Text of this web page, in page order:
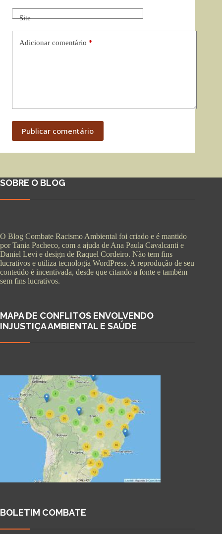
Site
Adicionar comentário *
Publicar comentário
SOBRE O BLOG
O Blog Combate Racismo Ambiental foi criado e é mantido
por Tania Pacheco, com a ajuda de Ana Paula Cavalcanti e
Daniel Levi e design de Raquel Cordeiro. Não tem fins
lucrativos e utiliza tecnologia WordPress. A reprodução de seu
conteúdo é incentivada, desde que citando a fonte e também
sem fins lucrativos.
MAPA DE CONFLITOS ENVOLVENDO
INJUSTIÇA AMBIENTAL E SAÚDE
BOLETIM COMBATE